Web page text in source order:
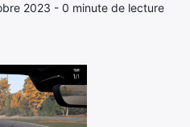
2023 - 0 minute de lecture